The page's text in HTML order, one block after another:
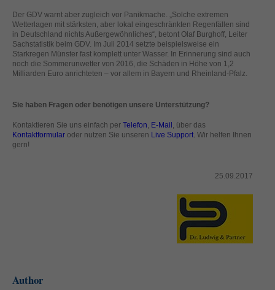
Der GDV warnt aber zugleich vor Panikmache. „Solche extremen
Wetterlagen mit stärksten, aber lokal eingeschränkten Regenfällen sind
in Deutschland nichts Außergewöhnliches“, betont Olaf Burghoff, Leiter
Sachstatistik beim GDV. Im Juli 2014 setzte beispielsweise ein
Starkregen Münster fast komplett unter Wasser. In Erinnerung sind auch
noch die Sommerunwetter von 2016, die Schäden in Höhe von 1,2
Milliarden Euro anrichteten – vor allem in Bayern und Rheinland-Pfalz.
Sie haben Fragen oder benötigen unsere Unterstützung?
Kontaktieren Sie uns einfach per Telefon, E-Mail , über das
Kontaktformular oder nutzen Sie unseren Live Support. Wir helfen Ihnen
gern!
25.09.2017
Author
Inhalte von Videoplattformen und Social-Media-Plattformen werden
standardmäßig blockiert. Wenn Cookies von externen Medien akzeptiert
werden, bedarf der Zugriff auf diese Inhalte keiner manuellen Einwilligung
mehr.
Cookie-Informationen anzeigen